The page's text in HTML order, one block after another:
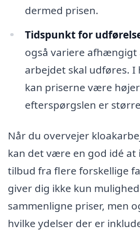
dermed prisen.
Tidspunkt for
også variere afhængigt
arbejdet skal udføres.
kan priserne være
efterspørgslen er
Når du overvejer
kan det være en god idé at
tilbud fra flere forskellige
giver dig ikke kun
sammenligne priser, men
hvilke ydelser der er